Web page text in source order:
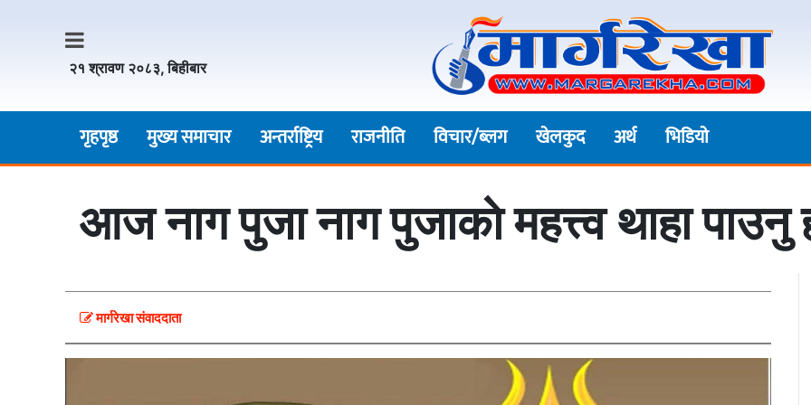
२१ श्रावण २०८३, बिहीबार
गृहपृष्ठ मुख्य समाचार अन्तर्राष्ट्रिय राजनीति विचार/ब्लग खेलकुद अर्थ भिडियाे
आज नाग पुजा नाग पुजाकाे महत्त्व थाहा पाउनु
मार्गरेखा संवाददाता